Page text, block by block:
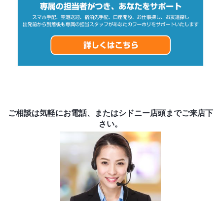
ご相談は気軽にお電話、またはシドニー店頭までご来店下
さい。